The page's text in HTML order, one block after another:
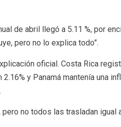
de abril llegó a 5.11 %, por
pero no lo explica todo”.
oficial. Costa Rica
y Panamá mantenía una
no todos las trasladan igual